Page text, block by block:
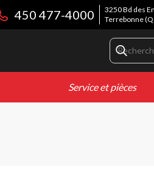
3250 Bd des
Terrebonne
450 477-4000
Service et pièces